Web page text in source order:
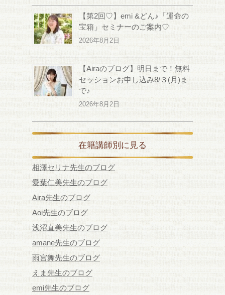
【第2回♡】emi &どん♪「運命の
宝箱」セミナーのご案内♡
2026年8月2日
【Airaのブログ】明日まで！無料
セッションお申し込み8/３(月)ま
で♪
2026年8月2日
在籍講師別に見る
相澤セリナ先生のブログ
愛葉仁美先生のブログ
Aira先生のブログ
Aoi先生のブログ
浅沼直美先生のブログ
amane先生のブログ
雨宮舞先生のブログ
えま先生のブログ
emi先生のブログ